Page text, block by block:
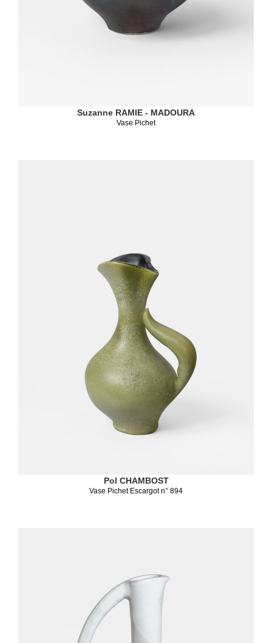
Suzanne RAMIE - MADOURA
Vase Pichet
Pol CHAMBOST
Vase Pichet Escargot n° 894